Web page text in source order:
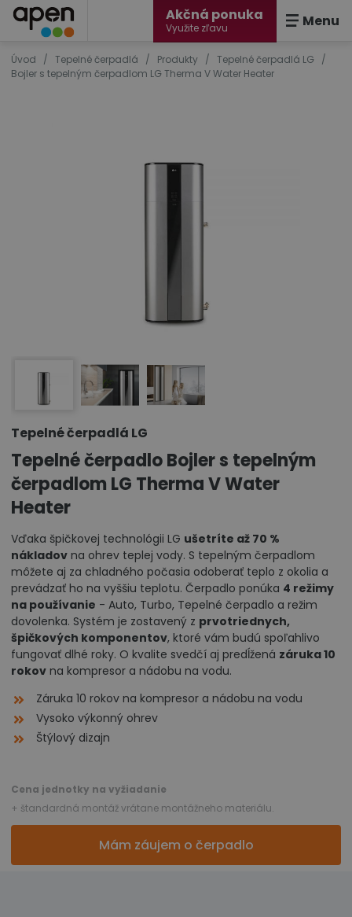
Akčná ponuka
Využite zľavu Menu
Úvod / Tepelné čerpadlá / Produkty / Tepelné čerpadlá LG /
Bojler s tepelným čerpadlom LG Therma V Water Heater
Tepelné čerpadlá LG
Tepelné čerpadlo Bojler s tepelným
čerpadlom LG Therma V Water
Heater
Vďaka špičkovej technológii LG ušetríte až 70 %
nákladov na ohrev teplej vody. S tepelným čerpadlom
môžete aj za chladného počasia odoberať teplo z okolia a
prevádzať ho na vyššiu teplotu. Čerpadlo ponúka 4 režimy
na používanie - Auto, Turbo, Tepelné čerpadlo a režim
dovolenka. Systém je zostavený z prvotriednych,
špičkových komponentov, ktoré vám budú spoľahlivo
fungovať dlhé roky. O kvalite svedčí aj predĺžená záruka 10
rokov na kompresor a nádobu na vodu.
Záruka 10 rokov na kompresor a nádobu na vodu
Vysoko výkonný ohrev
Štýlový dizajn
Cena jednotky na vyžiadanie
+ štandardná montáž vrátane montážneho materiálu.
Mám záujem o čerpadlo